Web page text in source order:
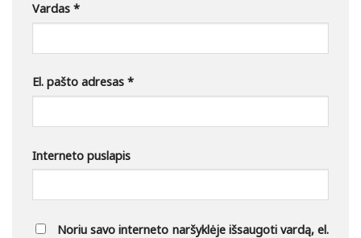
Vardas *
El. pašto adresas *
Interneto puslapis
Noriu savo interneto naršyklėje išsaugoti vardą, el.